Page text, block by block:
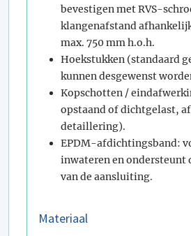
bevestigen met RVS-
klangenafstand
max. 750 mm h.o.h.
Hoekstukken (standaard
kunnen desgewenst
Kopschotten /
opstaand of dichtgelast,
detaillering).
EPDM-afdichtingsband:
inwateren en ondersteunt
van de aansluiting.
Materiaal